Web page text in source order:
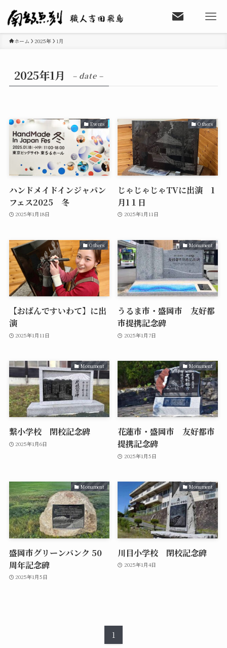
ホーム 2025年 1月
2025年1月 – date –
Events
ハンドメイドインジャパン
フェス2025 冬
2025年1月18日
Others
じゃじゃじゃTVに出演 1
月1１日
2025年1月11日
Others
【おばんですいわて】に出
演
2025年1月11日
Monument
うるま市・盛岡市 友好都
市提携記念碑
2025年1月7日
Monument
繋小学校 閉校記念碑
2025年1月6日
Monument
花蓮市・盛岡市 友好都市
提携記念碑
2025年1月5日
Monument
盛岡市グリーンバンク 50
周年記念碑
2025年1月5日
Monument
川目小学校 閉校記念碑
2025年1月4日
1